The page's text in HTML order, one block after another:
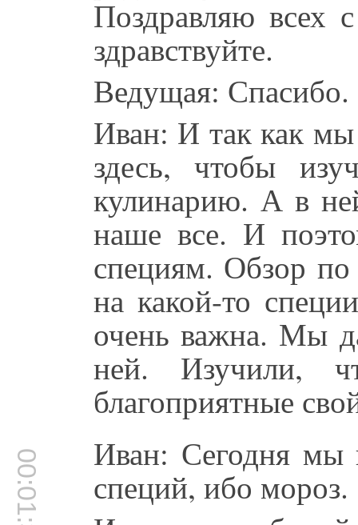
Поздравляю всех
здравствуйте.
Ведущая: Спасибо.
Иван: И так как мы
здесь, чтобы
кулинарию. А в
наше все. И
специям. Обзор
на какой-то
очень важна. Мы
ней. Изучили,
благоприятные
00:01:30 Иван: Сегодня мы
специй, ибо мороз.